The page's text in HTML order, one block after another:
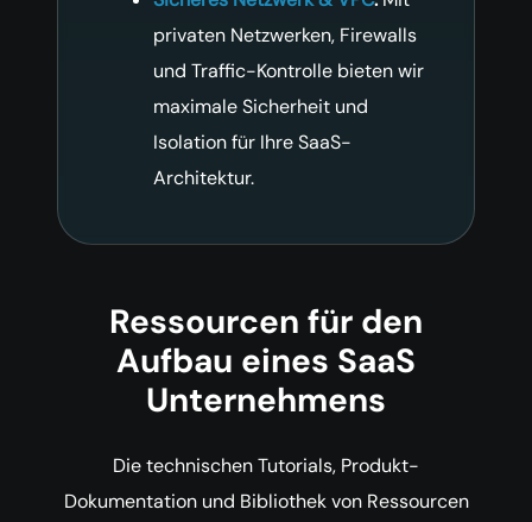
privaten Netzwerken, Firewalls
und Traffic-Kontrolle bieten wir
maximale Sicherheit und
Isolation für Ihre SaaS-
Architektur.
Ressourcen für den
Aufbau eines SaaS
Unternehmens
Die technischen Tutorials, Produkt-
Dokumentation und Bibliothek von Ressourcen